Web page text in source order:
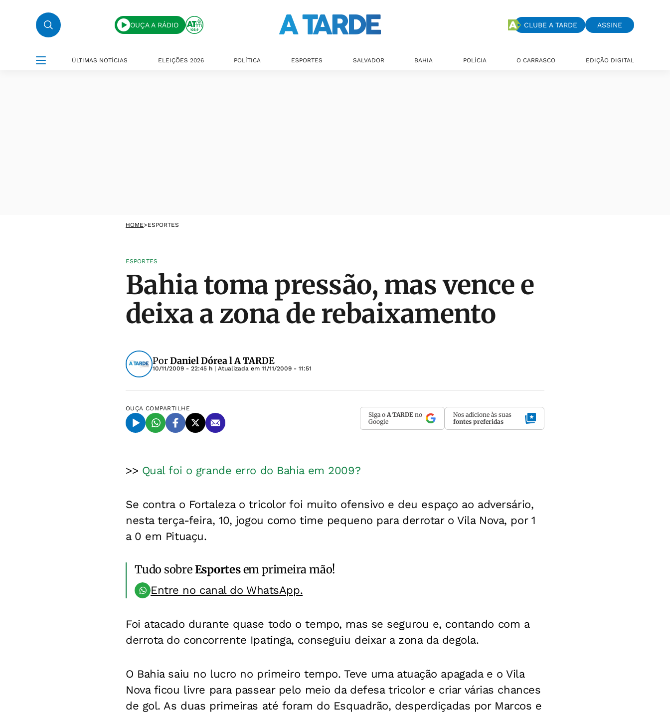
OUÇA A RÁDIO CLUBE A TARDE ASSINE
ÚLTIMAS NOTÍCIAS ELEIÇÕES 2026 POLÍTICA ESPORTES SALVADOR BAHIA POLÍCIA O CARRASCO EDIÇÃO DIGITAL
HOME>ESPORTES
ESPORTES
Bahia toma pressão, mas vence e
deixa a zona de rebaixamento
PorDaniel Dórea l A TARDE
10/11/2009 - 22:45 h | Atualizada em 11/11/2009 - 11:51
OUÇA COMPARTILHE
Siga o A TARDE no
Google
Nos adicione às suas
fontes preferidas
>> Qual foi o grande erro do Bahia em 2009?
Se contra o Fortaleza o tricolor foi muito ofensivo e deu espaço ao adversário,
nesta terça-feira, 10, jogou como time pequeno para derrotar o Vila Nova, por 1
a 0 em Pituaçu.
Tudo sobreEsportesem primeira mão!
Entre no canal do WhatsApp.
Foi atacado durante quase todo o tempo, mas se segurou e, contando com a
derrota do concorrente Ipatinga, conseguiu deixar a zona da degola.
O Bahia saiu no lucro no primeiro tempo. Teve uma atuação apagada e o Vila
Nova ficou livre para passear pelo meio da defesa tricolor e criar várias chances
de gol. As duas primeiras até foram do Esquadrão, desperdiçadas por Marcos e